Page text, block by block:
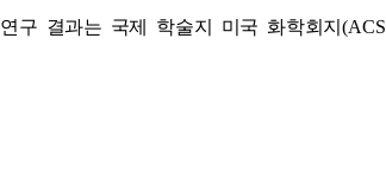
연구 결과는 국제 학술지 미국 화학회지(ACS